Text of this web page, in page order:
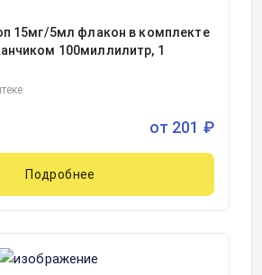
15мг/5мл флакон в комплекте
100миллилитр, 1
от 201 ₽
Подробнее